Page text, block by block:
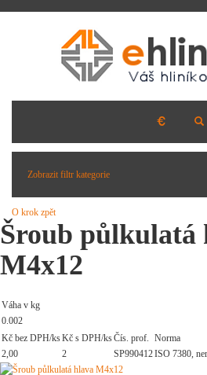
Zobrazit filtr kategorie
O krok zpět
Šroub půlkulatá
M4x12
Váha v kg
0.002
Kč bez DPH/ksKč s DPH/ksČís. prof. Norma
2,00
2 SP990412ISO 7380,